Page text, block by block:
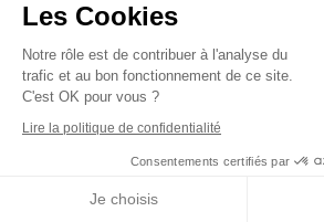
Les Cookies
Notre rôle est de contribuer à l'analyse du
trafic et au bon fonctionnement de ce site.
C'est OK pour vous ?
Lire la politique de confidentialité
Consentements certifiés par
Je choisis